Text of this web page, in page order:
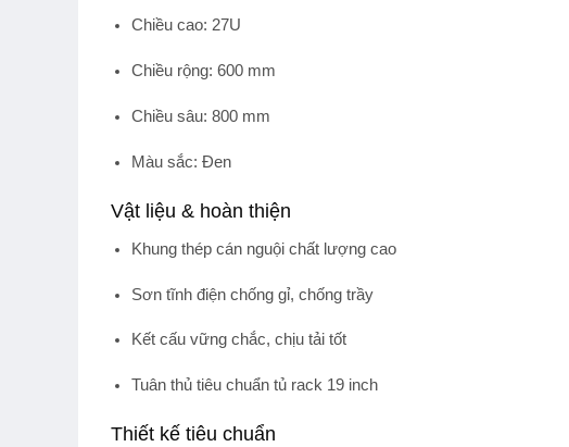
Chiều cao: 27U
Chiều rộng: 600 mm
Chiều sâu: 800 mm
Màu sắc: Đen
Vật liệu & hoàn thiện
Khung thép cán nguội chất lượng cao
Sơn tĩnh điện chống gỉ, chống trầy
Kết cấu vững chắc, chịu tải tốt
Tuân thủ tiêu chuẩn tủ rack 19 inch
Thiết kế tiêu chuẩn